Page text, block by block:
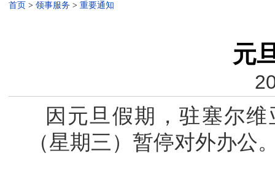
首页 > 领事服务 > 重要通知
元
因元旦假期，驻塞尔
（星期三）暂停对外办公